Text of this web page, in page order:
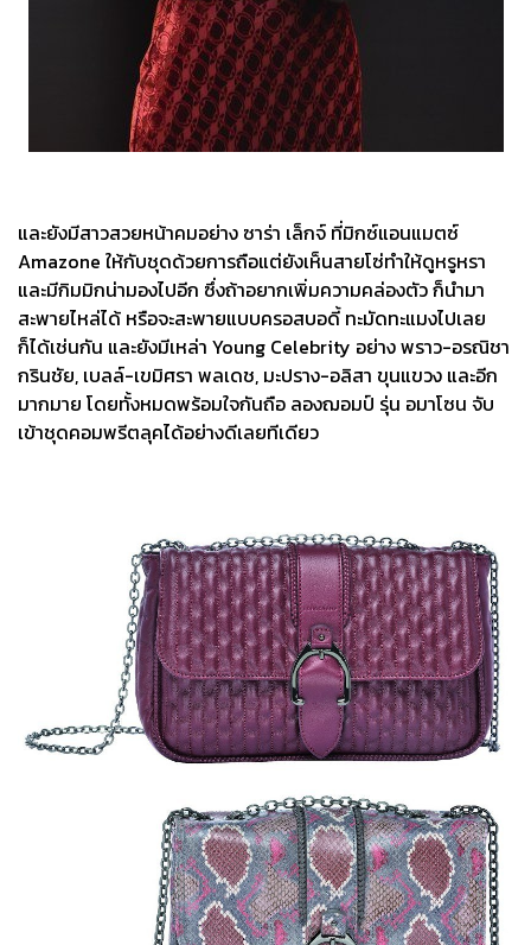
และยังมีสาวสวยหน้าคมอย่าง ซาร่า เล็กจ์ ที่มิกซ์แอนแมตซ์
Amazone ให้กับชุดด้วยการถือแต่ยังเห็นสายโซ่ทำให้ดูหรูหรา
และมีกิมมิกน่ามองไปอีก ซึ่งถ้าอยากเพิ่มความคล่องตัว ก็นำมา
สะพายไหล่ได้ หรือจะสะพายแบบครอสบอดี้ ทะมัดทะแมงไปเลย
ก็ได้เช่นกัน และยังมีเหล่า Young Celebrity อย่าง พราว-อรณิชา
กรินชัย, เบลล์-เขมิศรา พลเดช, มะปราง-อลิสา ขุนแขวง และอีก
มากมาย โดยทั้งหมดพร้อมใจกันถือ ลองฌอมป์ รุ่น อมาโซน จับ
เข้าชุดคอมพรีตลุคได้อย่างดีเลยทีเดียว